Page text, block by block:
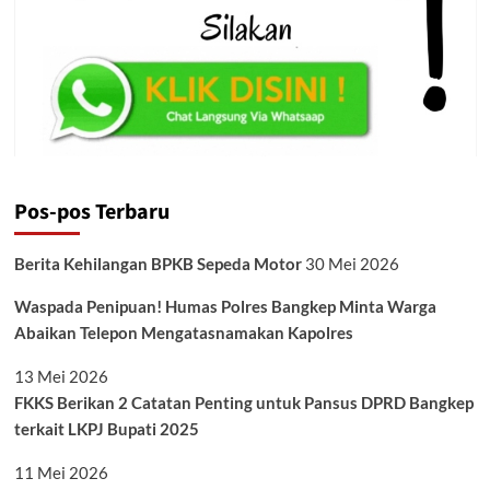
Pos-pos Terbaru
Berita Kehilangan BPKB Sepeda Motor 30 Mei 2026
Waspada Penipuan! Humas Polres Bangkep Minta Warga
Abaikan Telepon Mengatasnamakan Kapolres
13 Mei 2026
FKKS Berikan 2 Catatan Penting untuk Pansus DPRD Bangkep
terkait LKPJ Bupati 2025
11 Mei 2026